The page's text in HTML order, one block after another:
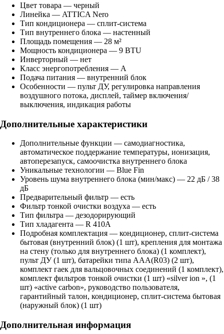
Цвет товара — черный
Линейка — ATTICA Nero
Тип кондиционера — сплит-система
Тип внутреннего блока — настенный
Площадь помещения — 28 м²
Мощность кондиционера — 9 BTU
Инверторный — нет
Класс энергопотребления — A
Подача питания — внутренний блок
Особенности — пульт ДУ, регулировка направления
воздушного потока, дисплей, таймер включения/
выключения, индикация работы
Дополнительные характеристики
Дополнительные функции — самодиагностика,
автоматическое поддержание температуры, ионизация,
автоперезапуск, самоочистка внутреннего блока
Уникальные технологии — Blue Fin
Уровень шума внутреннего блока (мин/макс) — 22 дБ / 38
дБ
Предварительный фильтр — есть
Фильтр тонкой очистки воздуха — есть
Тип фильтра — дезодорирующий
Тип хладагента — R 410A
Подробная комплектация — кондиционер, сплит-система
бытовая (внутренний блок) (1 шт), крепления для монтажа
на стену (только для внутреннего блока) (1 комплект),
пульт ДУ (1 шт), батарейки типа ААА(R03) (2 шт),
комплект гаек для вальцовочных соединений (1 комплект),
комплект фильтров тонкой очистки (1 шт) «silver ion », (1
шт) «active carbon», руководство пользователя,
гарантийный талон, кондиционер, сплит-система бытовая
(наружный блок) (1 шт)
Дополнительная информация